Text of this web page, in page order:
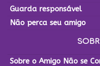
Guarda responsável
Não perca seu amigo
Sobre o Amigo Não se